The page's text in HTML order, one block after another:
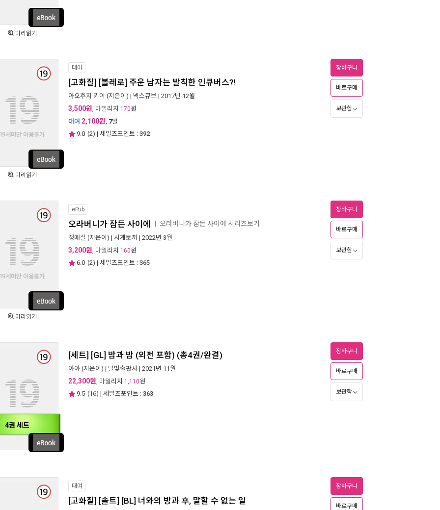
미리읽기
미리읽기
대여
[고화질] [볼레로] 주운 남자는 발칙한 인큐버스?!
아오후지 키이 (지은이) | 넥스큐브 | 2017년 12월
3,500원, 마일리지 170원
대여 2,100원, 7일
9.0 (2) | 세일즈포인트 : 392
장바구니
바로구매
보관함
미리읽기
ePub
오라버니가 잠든 사이에 오라버니가 잠든 사이에 시리즈보기
정매실 (지은이) | 시계토끼 | 2022년 3월
3,200원, 마일리지 160원
6.0 (2) | 세일즈포인트 : 365
장바구니
바로구매
보관함
4권 세트
[세트] [GL] 밤과 밤 (외전 포함) (총4권/완결)
야야 (지은이) | 달빛출판사 | 2021년 11월
22,300원, 마일리지 1,110원
9.5 (16) | 세일즈포인트 : 363
장바구니
바로구매
보관함
대여
[고화질] [솔트] [BL] 너와의 방과 후, 말할 수 없는 일
장바구니
바로구매